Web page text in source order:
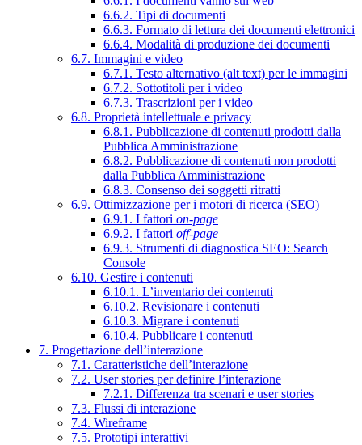
6.6.2. Tipi di documenti
6.6.3. Formato di lettura dei documenti elettronici
6.6.4. Modalità di produzione dei documenti
6.7. Immagini e video
6.7.1. Testo alternativo (alt text) per le immagini
6.7.2. Sottotitoli per i video
6.7.3. Trascrizioni per i video
6.8. Proprietà intellettuale e privacy
6.8.1. Pubblicazione di contenuti prodotti dalla
Pubblica Amministrazione
6.8.2. Pubblicazione di contenuti non prodotti
dalla Pubblica Amministrazione
6.8.3. Consenso dei soggetti ritratti
6.9. Ottimizzazione per i motori di ricerca (SEO)
6.9.1. I fattori on-page
6.9.2. I fattori off-page
6.9.3. Strumenti di diagnostica SEO: Search
Console
6.10. Gestire i contenuti
6.10.1. L’inventario dei contenuti
6.10.2. Revisionare i contenuti
6.10.3. Migrare i contenuti
6.10.4. Pubblicare i contenuti
7. Progettazione dell’interazione
7.1. Caratteristiche dell’interazione
7.2. User stories per definire l’interazione
7.2.1. Differenza tra scenari e user stories
7.3. Flussi di interazione
7.4. Wireframe
7.5. Prototipi interattivi